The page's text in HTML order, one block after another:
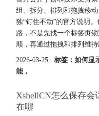
组、拆分、排列和拖拽移
独“钉住不动”的官方说明
路，不是先找一个标签页
顺，再通过拖拽和排列维持
2026-03-25 标签： 如何显
能，
XshellCN怎么保存会
在哪